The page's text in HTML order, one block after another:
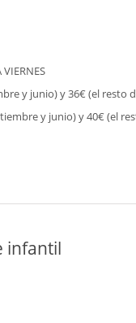
VIERNES
y junio) y 36€ (el resto
y junio) y 40€ (el
infantil